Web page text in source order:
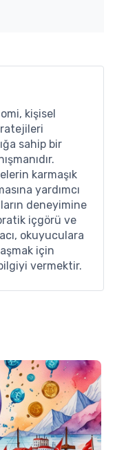
kişisel
sahip bir
karmaşık
yardımcı
deneyimine
içgörü ve
okuyuculara
için
vermektir.